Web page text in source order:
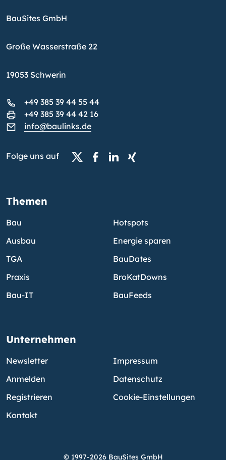
BauSites GmbH
Große Wasserstraße 22
19053 Schwerin
+49 385 39 44 55 44
+49 385 39 44 42 16
info@baulinks.de
Folge uns auf
Themen
Bau
Ausbau
TGA
Praxis
Bau-IT
Hotspots
Energie sparen
BauDates
BroKatDowns
BauFeeds
Unternehmen
Newsletter
Anmelden
Registrieren
Kontakt
Impressum
Datenschutz
Cookie-Einstellungen
© 1997-2026 BauSites GmbH